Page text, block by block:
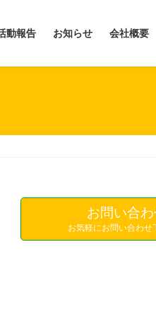
動報告 お知らせ 会社概要
お問い合
お気軽にお問い合わせ